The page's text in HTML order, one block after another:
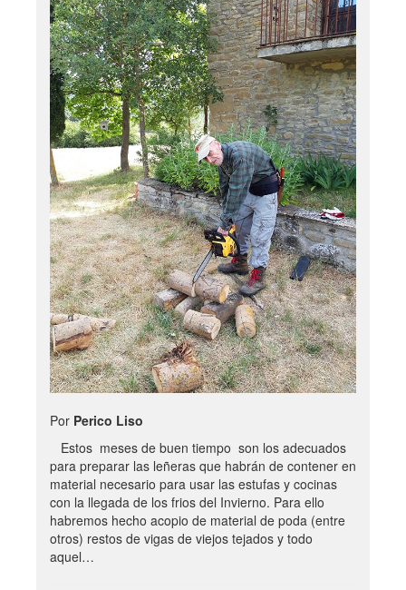
Por Perico Liso
Estos meses de buen tiempo son los adecuados
para preparar las leñeras que habrán de contener en
material necesario para usar las estufas y cocinas
con la llegada de los frios del Invierno. Para ello
habremos hecho acopio de material de poda (entre
otros) restos de vigas de viejos tejados y todo
aquel…